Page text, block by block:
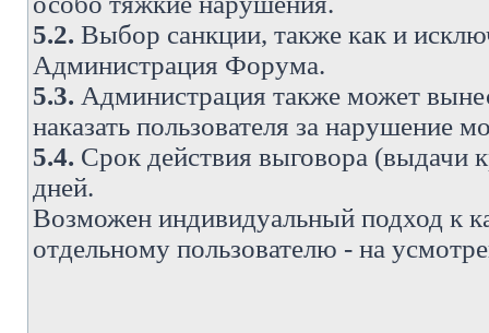
5.2. Выбор санкции, также как и
Администрация Форума.
5.3. Администрация также может
наказать пользователя за
5.4. Срок действия выговора (выдачи
дней.
Возможен индивидуальный подход к
отдельному пользователю - на